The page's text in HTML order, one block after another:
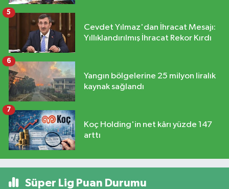
Cevdet Yılmaz'dan İhracat Mesajı:
Yıllıklandırılmış İhracat Rekor Kırdı
5
Yangın bölgelerine 25 milyon liralık
kaynak sağlandı
6
Koç Holding'in net kârı yüzde 147
arttı
7
Süper Lig Puan Durumu